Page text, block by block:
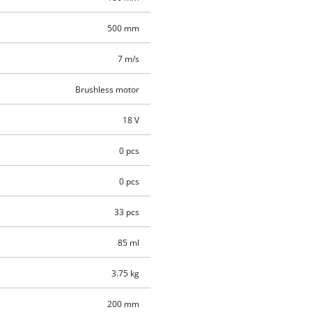
500 mm
7 m/s
Brushless motor
18 V
0 pcs
0 pcs
33 pcs
85 ml
3.75 kg
200 mm